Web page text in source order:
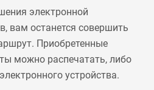
электронной
вам останется совершить
Приобретенные
можно распечатать, либо
устройства.